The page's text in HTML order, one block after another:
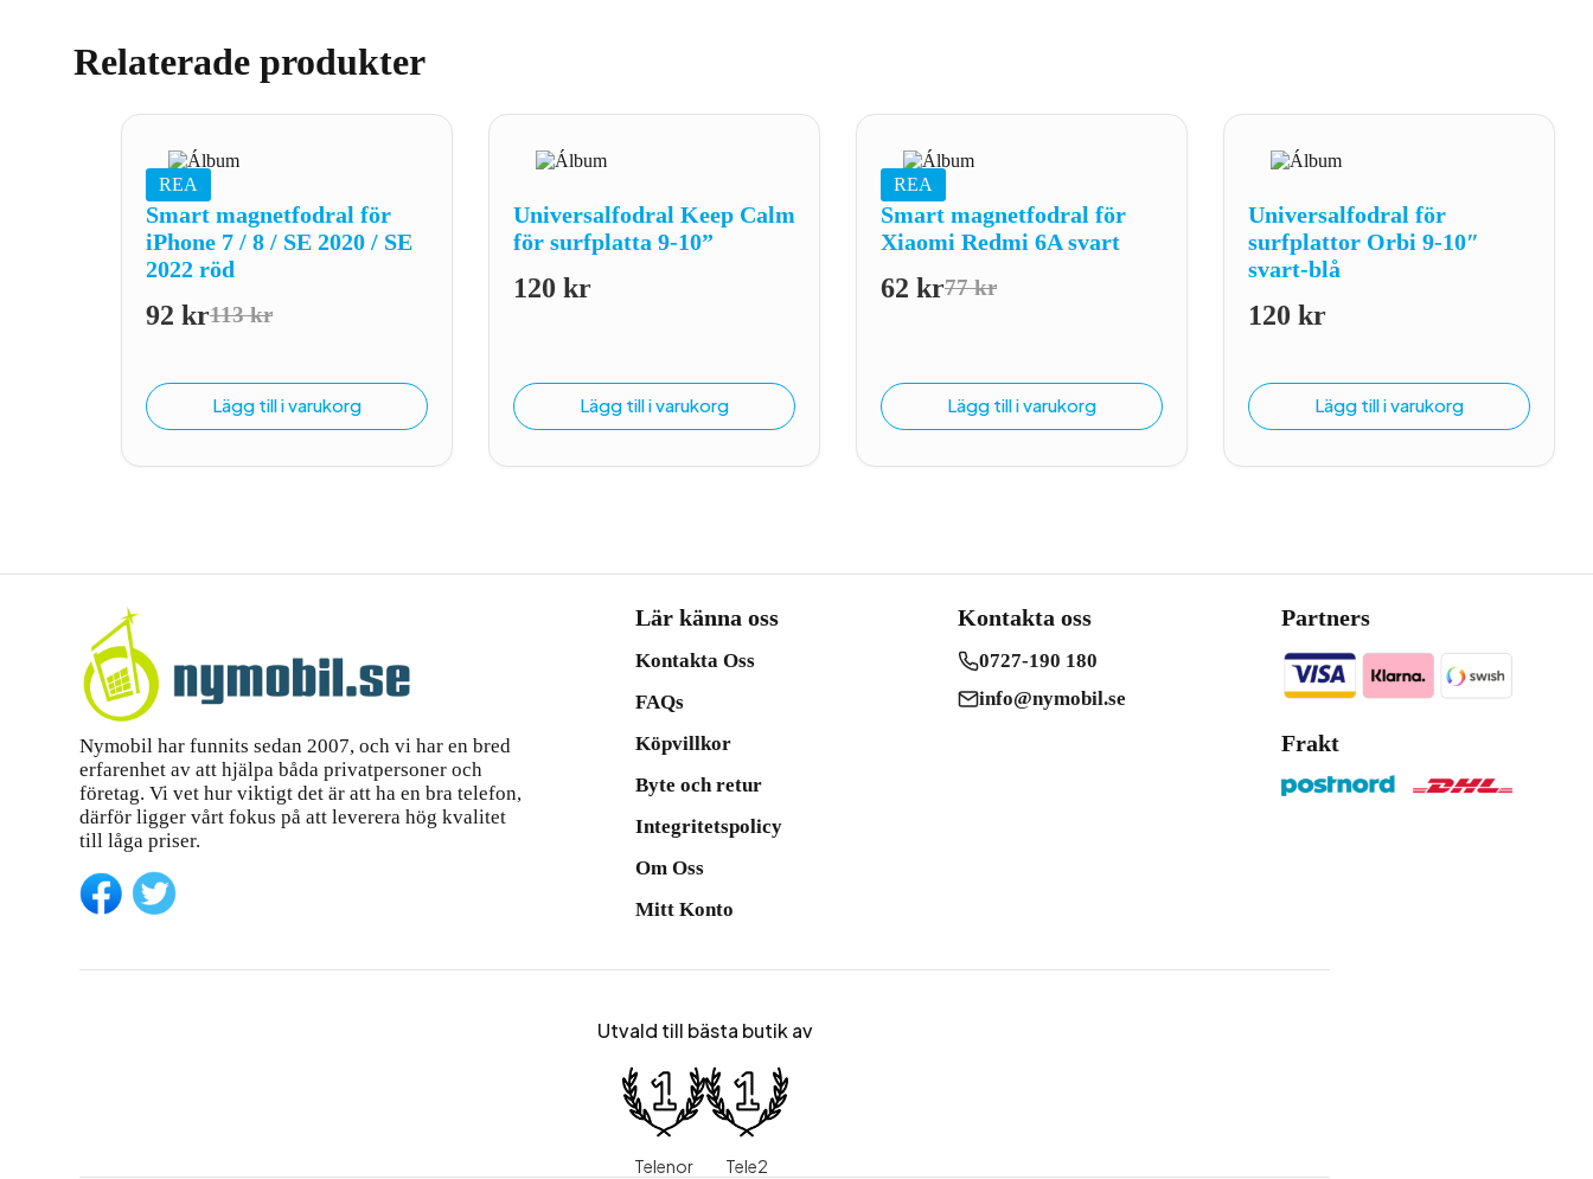
Relaterade produkter
REA
Smart magnetfodral för
iPhone 7 / 8 / SE 2020 / SE
2022 röd
113kr
Det
priset
var:
113 kr.
92 krDet
priset
är:
92 kr.
Lägg till i varukorg
Universalfodral Keep Calm
för surfplatta 9-10”
120 kr
Lägg till i varukorg
REA
Smart magnetfodral för
Xiaomi Redmi 6A svart
77kr
Det
var:
77 kr.
62 krDet
är:
62 kr.
Lägg till i varukorg
Universalfodral för
surfplattor Orbi 9-10″
svart-blå
120 kr
Lägg till i varukorg
Nymobil har funnits sedan 2007, och vi har en bred
erfarenhet av att hjälpa båda privatpersoner och
företag. Vi vet hur viktigt det är att ha en bra telefon,
därför ligger vårt fokus på att leverera hög kvalitet
till låga priser.
Lär känna oss
Kontakta Oss
FAQs
Köpvillkor
Byte och retur
Integritetspolicy
Om Oss
Mitt Konto
Kontakta oss
0727-190 180
info@nymobil.se
Partners
Frakt
Utvald till bästa butik av
Telenor Tele2